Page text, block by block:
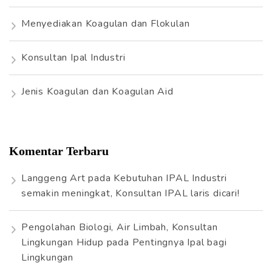
Menyediakan Koagulan dan Flokulan
Konsultan Ipal Industri
Jenis Koagulan dan Koagulan Aid
Komentar Terbaru
Langgeng Art pada Kebutuhan IPAL Industri
semakin meningkat, Konsultan IPAL laris dicari!
Pengolahan Biologi, Air Limbah, Konsultan
Lingkungan Hidup pada Pentingnya Ipal bagi
Lingkungan